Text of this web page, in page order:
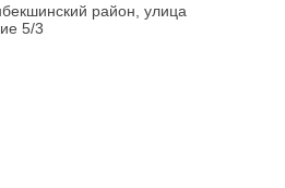
район, улица
5/3